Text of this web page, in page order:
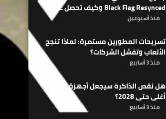
Black Flag Resynced وكيف تحصل عليها
منذ أسبوعين
تسريحات المطورين مستمرة: لماذا تنجح
الألعاب وتفشل الشركات؟
منذ 3 أسابيع
هل نقص الذاكرة سيجعل أجهزة الألعاب
أغلى حتى 2028؟
منذ 3 أسابيع